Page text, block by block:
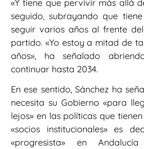
«Y tiene que pervivir más allá
seguido, subrayando que
seguir varios años al frente
partido. «Yo estoy a mitad de
años», ha señalado
continuar hasta 2034.
En ese sentido, Sánchez ha
necesita su Gobierno «para
lejos» en las políticas que
«socios institucionales» es
«progresista» en